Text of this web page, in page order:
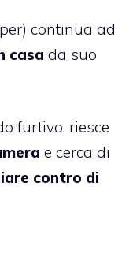
continua ad
casa da suo
furtivo, riesce
e cerca di
contro di